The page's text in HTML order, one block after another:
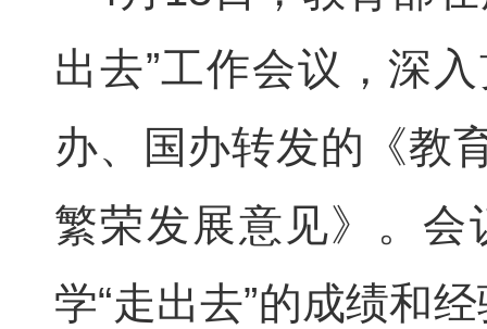
出去”工作会议，深
办、国办转发的《教
繁荣发展意见》。
学“走出去”的成绩和